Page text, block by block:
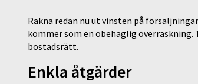
Räkna redan nu ut vinsten på
kommer som en obehaglig överraskning.
bostadsrätt.
Enkla åtgärder